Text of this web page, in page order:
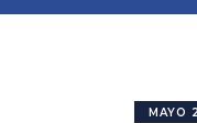
MAYO